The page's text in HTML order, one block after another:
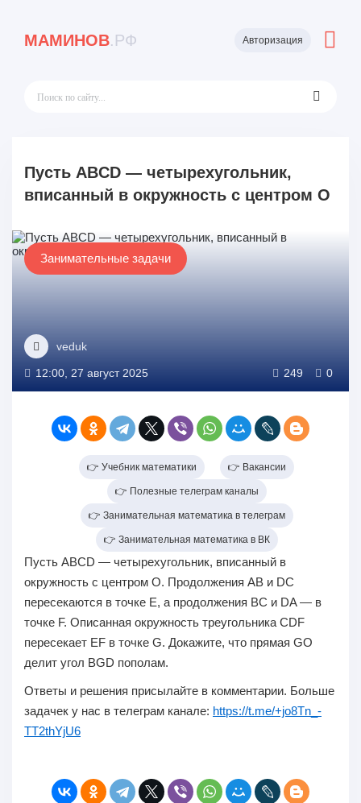
МАМИНОВ.РФ Авторизация
Пусть ABCD — четырехугольник,
вписанный в окружность с центром O
Занимательные задачи
veduk
12:00, 27 август 2025 249 0
👉 Учебник математики 👉 Вакансии
👉 Полезные телеграм каналы
👉 Занимательная математика в телеграм
👉 Занимательная математика в ВК
Пусть ABCD — четырехугольник, вписанный в
окружность с центром O. Продолжения AB и DC
пересекаются в точке E, а продолжения BC и DA — в
точке F. Описанная окружность треугольника CDF
пересекает EF в точке G. Докажите, что прямая GO
делит угол BGD пополам.
Ответы и решения присылайте в комментарии. Больше
задачек у нас в телеграм канале: https://t.me/+jo8Tn_-
TT2thYjU6